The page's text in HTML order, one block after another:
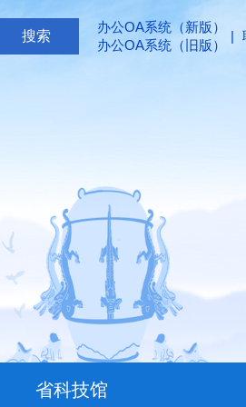
办公OA系统（新版）
办公OA系统（旧版）
|
省科技馆